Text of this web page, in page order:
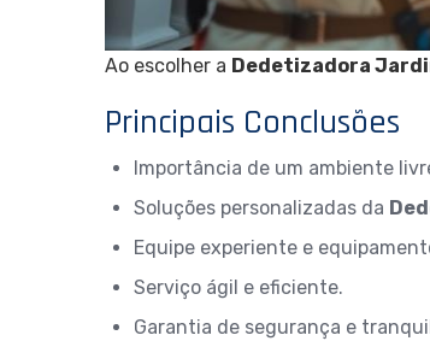
Ao escolher a Dedetizadora
Principais Conclusões
Importância de um ambiente
Soluções personalizadas da
Equipe experiente e
Serviço ágil e eficiente.
Garantia de segurança e